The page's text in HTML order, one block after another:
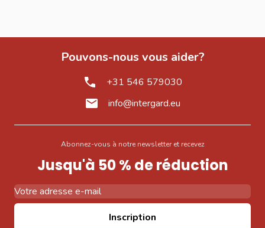
Pouvons-nous vous aider?
+31 546 579030
info@intergard.eu
Abonnez-vous à notre newsletter et recevez
Jusqu'à 50 % de réduction
Inscription